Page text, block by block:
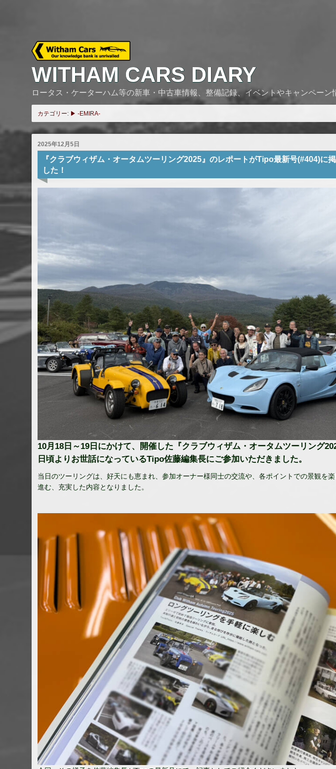
WITHAM CARS DIARY
ロータス・ケーターハム等の新車・中古車情報、整備記録、イベントやキャンペー
カテゴリー: ▶ -EMIRA-
2025年12月5日
『クラブウィザム・オータムツーリング2025』のレポートがTipo最新号(#404)に
した！
10月18日～19日にかけて、開催した『クラブウィザム・オータムツーリング
日頃よりお世話になっているTipo佐藤編集長にご参加いただきました。
当日のツーリングは、好天にも恵まれ、参加オーナー様同士の交流や、各ポイントでの景観を
進む、充実した内容となりました。